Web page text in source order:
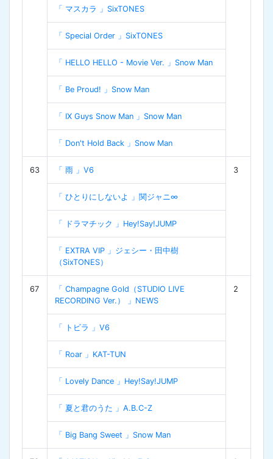
「 マスカラ 」SixTONES
「 Special Order 」SixTONES
「 HELLO HELLO - Movie Ver. 」Snow Man
「 Be Proud! 」Snow Man
「 IX Guys Snow Man 」Snow Man
「 Don't Hold Back 」Snow Man
63 「 雨 」V6 3
「 ひとりにしないよ 」関ジャニ∞
「 ドラマチック 」Hey!Say!JUMP
「 EXTRA VIP 」ジェシー・田中樹
（SixTONES）
67
「 Champagne Gold（STUDIO LIVE
RECORDING Ver.） 」NEWS
2
「 トビラ 」V6
「 Roar 」KAT-TUN
「 Lovely Dance 」Hey!Say!JUMP
「 夏と君のうた 」A.B.C-Z
「 Big Bang Sweet 」Snow Man